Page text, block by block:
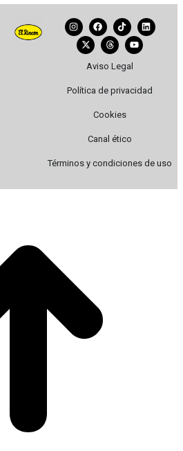
Aviso Legal
Política de privacidad
Cookies
Canal ético
Términos y condiciones de uso